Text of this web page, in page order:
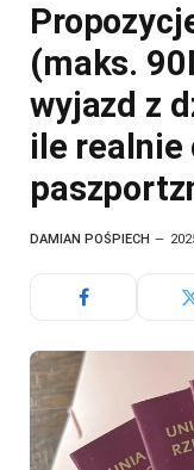
(maks.
wyjazd z
ile realnie
DAMIAN POŚPIECH